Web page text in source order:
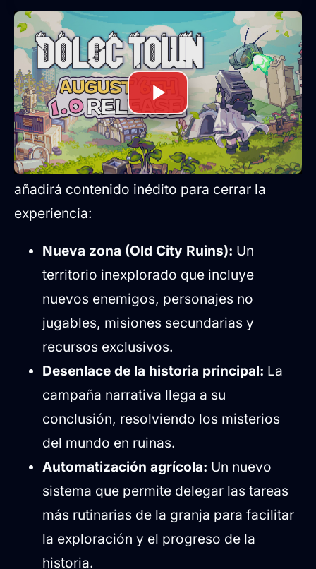
Novedades de la versión 1.0
El lanzamiento definitivo integrará todas las
mecánicas introducidas durante el acceso
anticipado, como la crianza de animales, la
acuicultura y el soporte para mods, y
añadirá contenido inédito para cerrar la
experiencia:
Nueva zona (Old City Ruins): Un
territorio inexplorado que incluye
nuevos enemigos, personajes no
jugables, misiones secundarias y
recursos exclusivos.
Desenlace de la historia principal: La
campaña narrativa llega a su
conclusión, resolviendo los misterios
del mundo en ruinas.
Automatización agrícola: Un nuevo
sistema que permite delegar las tareas
más rutinarias de la granja para facilitar
la exploración y el progreso de la
historia.